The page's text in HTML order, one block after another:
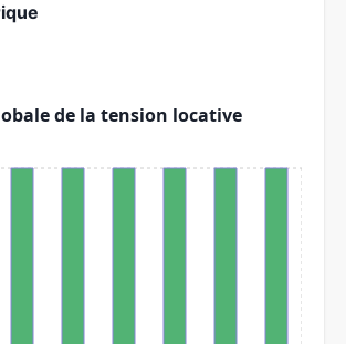
de la tension locative